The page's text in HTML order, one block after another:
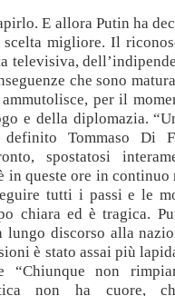
E allora Putin ha
migliore. Il
televisiva,
che sono
per il
e della diplomazia.
definito Tommaso Di
spostatosi
in queste ore in continuo
tutti i passi e le
chiara ed è tragica.
lungo discorso alla
è stato assai più
“Chiunque non
non ha cuore,